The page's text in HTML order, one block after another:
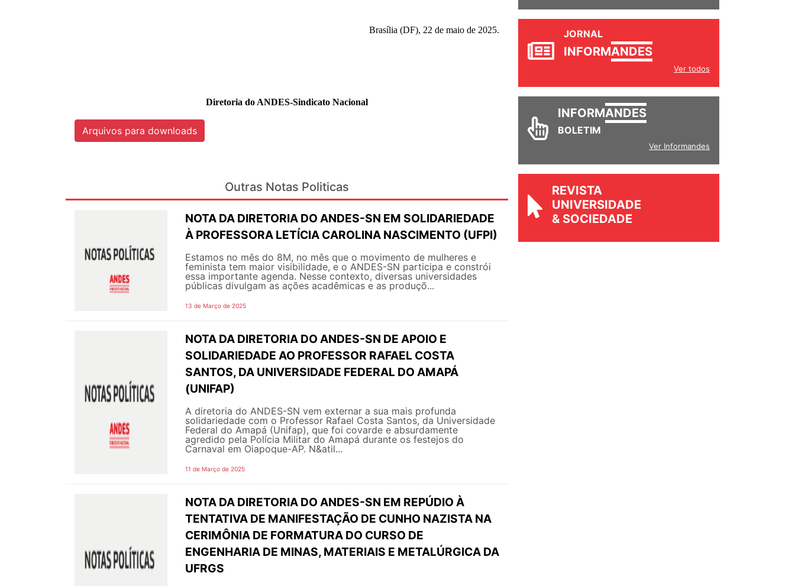
Brasília (DF), 22 de maio de 2025.
Diretoria do ANDES-Sindicato Nacional
Arquivos para downloads
Outras Notas Politicas
NOTA DA DIRETORIA DO ANDES-SN EM SOLIDARIEDADE
À PROFESSORA LETÍCIA CAROLINA NASCIMENTO (UFPI)
Estamos no mês do 8M, no mês que o movimento de mulheres e
feminista tem maior visibilidade, e o ANDES-SN participa e constrói
essa importante agenda. Nesse contexto, diversas universidades
públicas divulgam as ações acadêmicas e as produçõ...
13 de Março de 2025
NOTA DA DIRETORIA DO ANDES-SN DE APOIO E
SOLIDARIEDADE AO PROFESSOR RAFAEL COSTA
SANTOS, DA UNIVERSIDADE FEDERAL DO AMAPÁ
(UNIFAP)
A diretoria do ANDES-SN vem externar a sua mais profunda
solidariedade com o Professor Rafael Costa Santos, da Universidade
Federal do Amapá (Unifap), que foi covarde e absurdamente
agredido pela Polícia Militar do Amapá durante os festejos do
Carnaval em Oiapoque-AP. N&atil...
11 de Março de 2025
NOTA DA DIRETORIA DO ANDES-SN EM REPÚDIO À
TENTATIVA DE MANIFESTAÇÃO DE CUNHO NAZISTA NA
CERIMÔNIA DE FORMATURA DO CURSO DE
ENGENHARIA DE MINAS, MATERIAIS E METALÚRGICA DA
UFRGS
JORNAL
INFORMANDES
Ver todos
INFORMANDES
BOLETIM
Ver Informandes
REVISTA
UNIVERSIDADE
& SOCIEDADE